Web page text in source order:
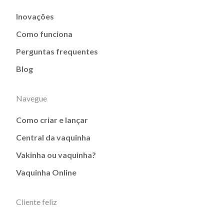
Inovações
Como funciona
Perguntas frequentes
Blog
Navegue
Como criar e lançar
Central da vaquinha
Vakinha ou vaquinha?
Vaquinha Online
Cliente feliz